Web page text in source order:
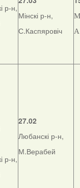
р-н,
Мінскі р-н,
С.Каспяровіч
р-н,
27.02
Любанскі р-н,
М.Верабей